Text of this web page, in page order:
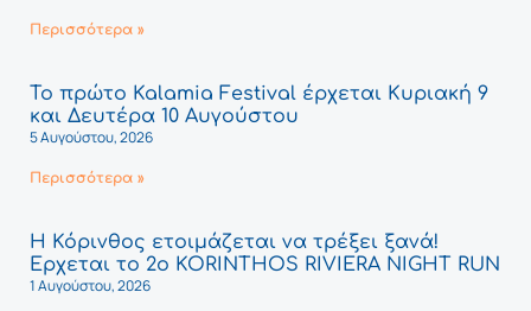
Περισσότερα »
Το πρώτο Kalamia Festival έρχεται Κυριακή 9
και Δευτέρα 10 Αυγούστου
5 Αυγούστου, 2026
Περισσότερα »
Η Κόρινθος ετοιμάζεται να τρέξει ξανά!
Έρχεται το 2ο KORINTHOS RIVIERA NIGHT RUN
1 Αυγούστου, 2026